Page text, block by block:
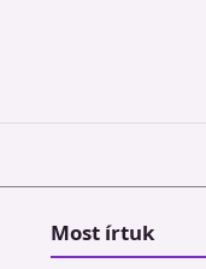
Most írtuk